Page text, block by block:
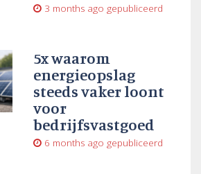
3 months ago gepubliceerd
5x waarom
energieopslag
steeds vaker loont
voor
bedrijfsvastgoed
6 months ago gepubliceerd